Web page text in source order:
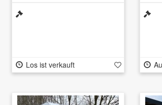
Los ist verkauft